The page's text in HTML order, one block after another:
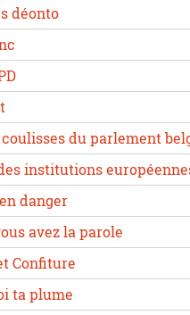
déonto
du parlement
institutions
danger
avez la parole
Confiture
ta plume